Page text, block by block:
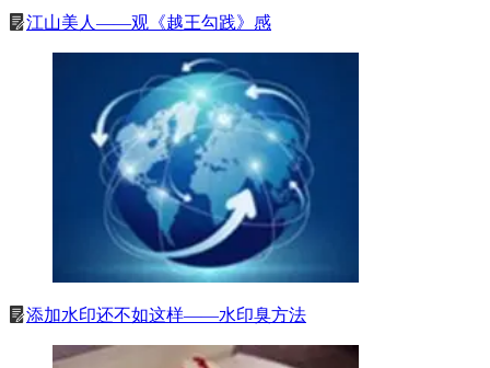
江山美人——观《越王勾践》感
添加水印还不如这样——水印臭方法